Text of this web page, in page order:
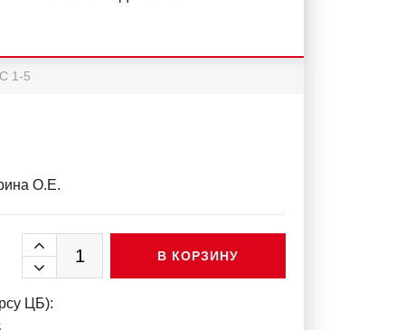
С 1-5
О.Е.
В КОРЗИНУ
ЦБ):